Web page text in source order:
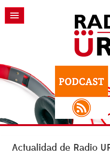
Actualidad de Radio